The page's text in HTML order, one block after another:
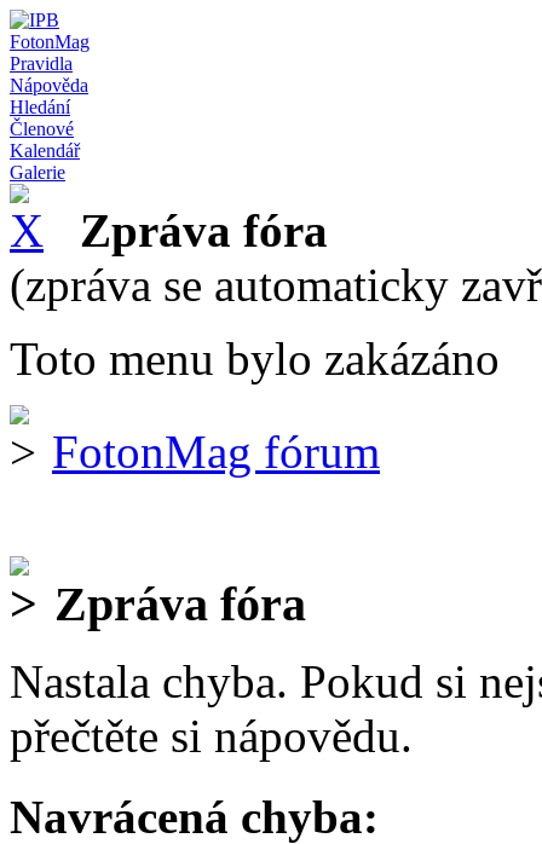
FotonMag
Pravidla
Nápověda
Hledání
Členové
Kalendář
Galerie
Zpráva fóra
(zpráva se automaticky
Toto menu bylo zakázáno
FotonMag fórum
Zpráva fóra
Nastala chyba. Pokud si
přečtěte si nápovědu.
Navrácená chyba: